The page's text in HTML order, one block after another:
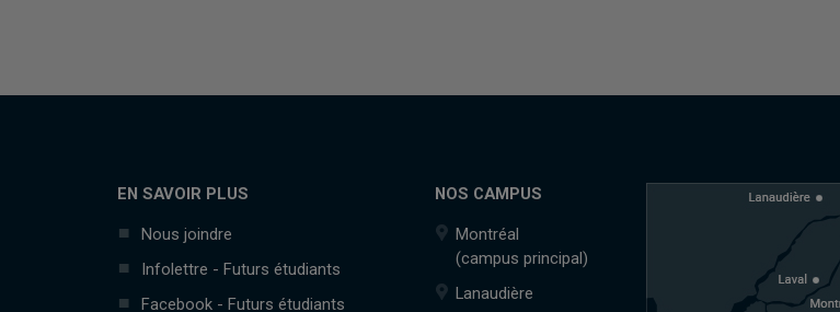
EN SAVOIR PLUS
Nous joindre
Infolettre - Futurs étudiants
Facebook - Futurs étudiants
NOS CAMPUS
Montréal
(campus principal)
Lanaudière